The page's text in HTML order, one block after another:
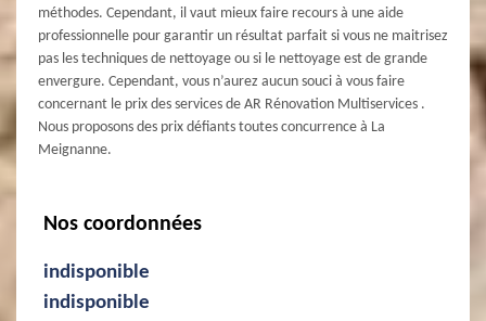
méthodes. Cependant, il vaut mieux faire recours à une aide
professionnelle pour garantir un résultat parfait si vous ne maitrisez
pas les techniques de nettoyage ou si le nettoyage est de grande
envergure. Cependant, vous n’aurez aucun souci à vous faire
concernant le prix des services de AR Rénovation Multiservices .
Nous proposons des prix défiants toutes concurrence à La
Meignanne.
Nos coordonnées
indisponible
indisponible